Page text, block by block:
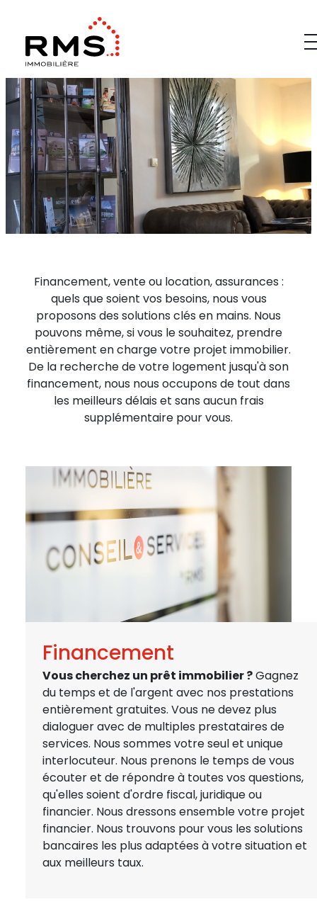
Financement, vente ou location, assurances :
quels que soient vos besoins, nous vous
proposons des solutions clés en mains. Nous
pouvons même, si vous le souhaitez, prendre
entièrement en charge votre projet immobilier.
De la recherche de votre logement jusqu'à son
financement, nous nous occupons de tout dans
les meilleurs délais et sans aucun frais
supplémentaire pour vous.
Financement
Vous cherchez un prêt immobilier ?Gagnez
du temps et de l'argent avec nos prestations
entièrement gratuites. Vous ne devez plus
dialoguer avec de multiples prestataires de
services. Nous sommes votre seul et unique
interlocuteur. Nous prenons le temps de vous
écouter et de répondre à toutes vos questions,
qu'elles soient d'ordre fiscal, juridique ou
financier. Nous dressons ensemble votre projet
financier. Nous trouvons pour vous les solutions
bancaires les plus adaptées à votre situation et
aux meilleurs taux.